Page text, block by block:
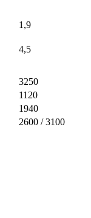
1,9
4,5
3250
1120
1940
2600 / 3100